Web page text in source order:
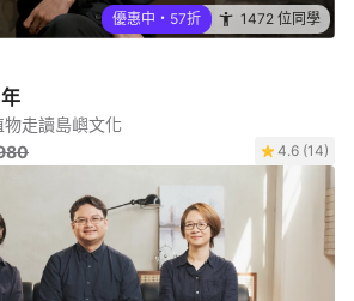
優惠中・57折 1472 位同學
走讀島嶼文化
4.6 (14)